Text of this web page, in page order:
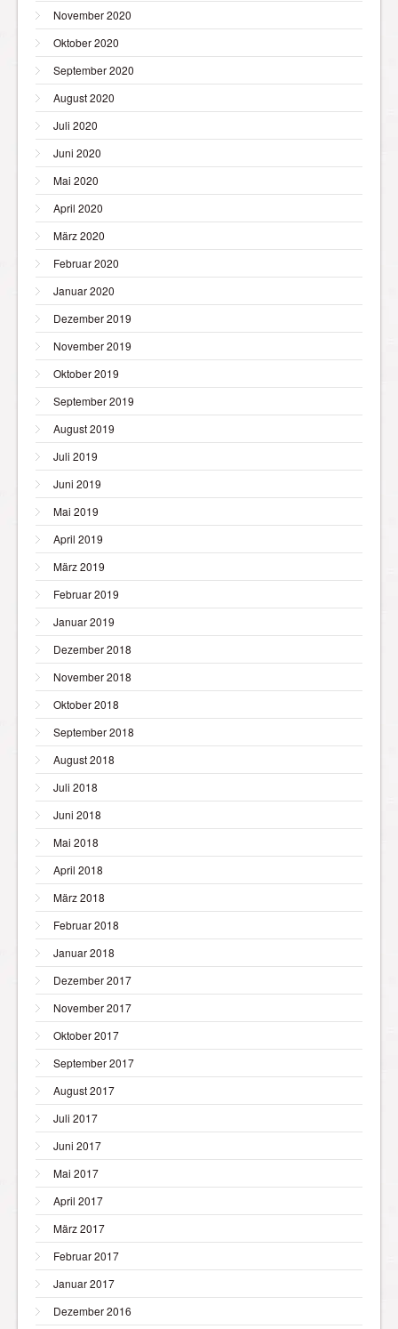
November 2020
Oktober 2020
September 2020
August 2020
Juli 2020
Juni 2020
Mai 2020
April 2020
März 2020
Februar 2020
Januar 2020
Dezember 2019
November 2019
Oktober 2019
September 2019
August 2019
Juli 2019
Juni 2019
Mai 2019
April 2019
März 2019
Februar 2019
Januar 2019
Dezember 2018
November 2018
Oktober 2018
September 2018
August 2018
Juli 2018
Juni 2018
Mai 2018
April 2018
März 2018
Februar 2018
Januar 2018
Dezember 2017
November 2017
Oktober 2017
September 2017
August 2017
Juli 2017
Juni 2017
Mai 2017
April 2017
März 2017
Februar 2017
Januar 2017
Dezember 2016